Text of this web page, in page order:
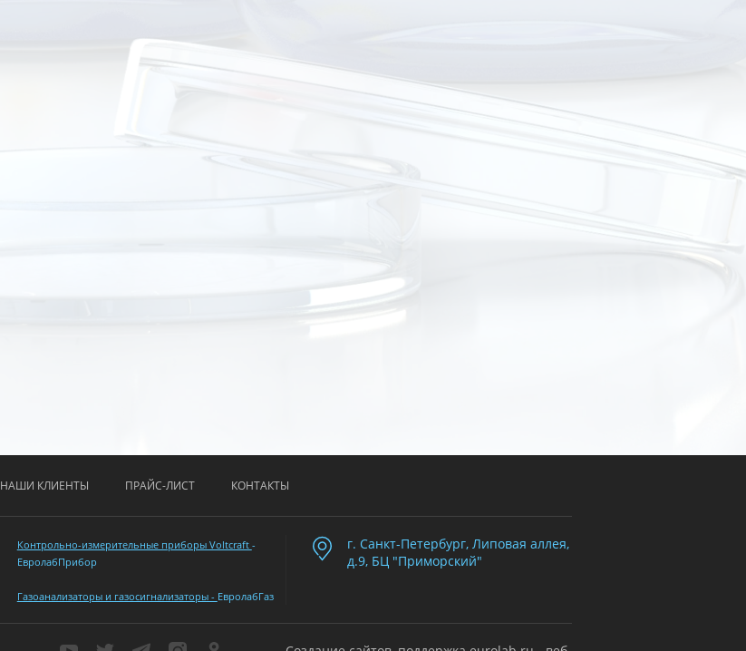
НАШИ КЛИЕНТЫ ПРАЙС-ЛИСТ КОНТАКТЫ
Контрольно-измерительные приборы Voltcraft -
ЕвролабПрибор
Газоанализаторы и газосигнализаторы - ЕвролабГаз
г. Санкт-Петербург, Липовая аллея,
д.9, БЦ "Приморский"